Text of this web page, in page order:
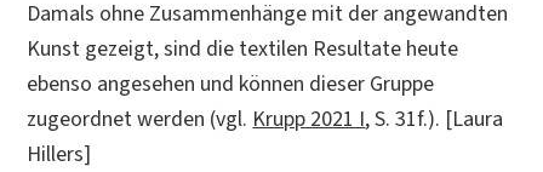
Damals ohne Zusammenhänge mit der angewandten
Kunst gezeigt, sind die textilen Resultate heute
ebenso angesehen und können dieser Gruppe
zugeordnet werden (vgl.Krupp 2021 I, S. 31f.). [Laura
Hillers]